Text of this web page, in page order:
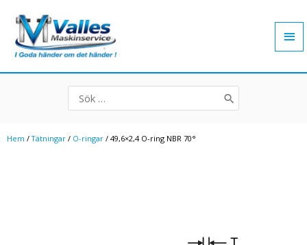
innehåll
Search
for:
Hem /Tätningar / O-ringar / 49,6×2,4 O-ring NBR 70°